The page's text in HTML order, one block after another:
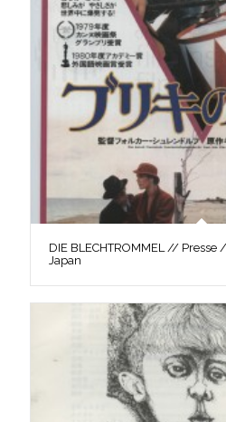
DIE BLECHTROMMEL //
Japan